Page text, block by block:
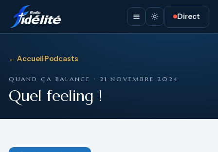
Direct
← Accueil·Podcasts
QUAND ÇA BALANCE · 21 NOVEMBRE 2024
Quel feeling !